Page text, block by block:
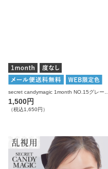
secret candymagic 1month NO.15グレー 度なし 1枚入り×2箱 計2
1,500円
（税込1,650円）